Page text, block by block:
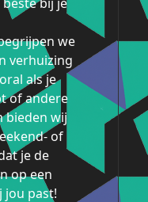
we
verhuizing
als je
of andere
bieden wij
of
je de
op een
jou past!